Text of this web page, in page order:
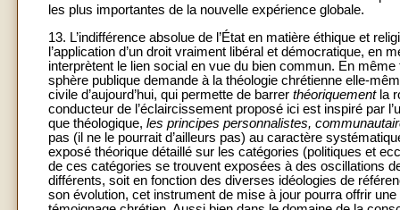
les plus importantes de la nouvelle expérience globale.
13. L’indifférence absolue de l’État en matière éthique et
l’application d’un droit vraiment libéral et démocratique, en
interprètent le lien social en vue du bien commun. En
sphère publique demande à la théologie chrétienne elle-
civile d’aujourd’hui, qui permette de barrer théoriquementla
conducteur de l’éclaircissement proposé ici est inspiré par
que théologique, les principes personnalistes,
pas (il ne le pourrait d’ailleurs pas) au caractère
exposé théorique détaillé sur les catégories (politiques et
de ces catégories se trouvent exposées à des oscillations
différents, soit en fonction des diverses idéologies de
son évolution, cet instrument de mise à jour pourra offrir